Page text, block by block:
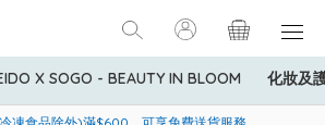
X SOGO - BEAUTY IN BLOOM 化妝及